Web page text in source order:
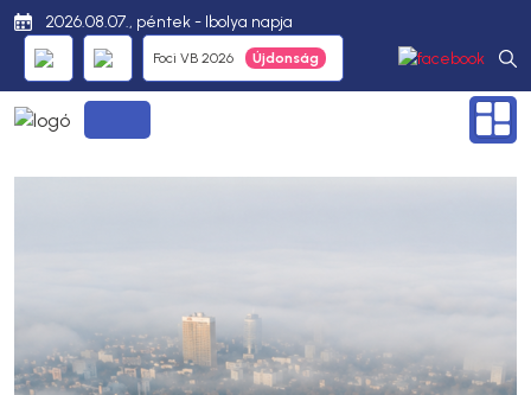
2026.08.07., péntek - Ibolya napja
Foci VB 2026